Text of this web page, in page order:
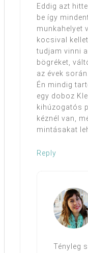
Eddig azt
be így
munkahelyet
kocsival
tudjam vinni
bögréket,
az évek során.
Én mindig
egy doboz
kihúzogatós
kéznél van,
mintásakat
Reply
Tényleg